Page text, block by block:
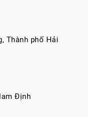
Thành phố Hải
Định